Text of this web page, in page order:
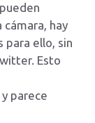
hay
para ello, sin
Esto
parece